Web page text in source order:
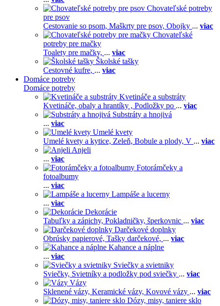
Chovateľské potreby
pre psov
Cestovanie so psom, Maškrty pre psov, Obojky ... viac
Chovateľské
potreby pre mačky
Toalety pre mačky, ... viac
Školské tašky
Cestovné kufre, ... viac
Domáce potreby
Domáce potreby
Kvetináče a substráty
Kvetináče, obaly a hrantíky , Podložky po ... viac
Substráty a hnojivá
... viac
Umelé kvety
Umelé kvety a kytice, Zeleň, Bobule a plody, V ... viac
Anjeli
... viac
Fotorámčeky a
fotoalbumy
... viac
Lampáše a lucerny
... viac
Dekorácie
Tabuľky a zápichy, Pokladničky, šperkovnic ... viac
Darčekové doplnky
Obrúsky papierové, Tašky darčekové, ... viac
Kahance a náplne
... viac
Sviečky a svietniky
Sviečky, Svietníky a podložky pod sviečky ... viac
Vázy
Sklenené vázy, Keramické vázy, Kovové vázy ... viac
Dózy, misy, taniere sklo